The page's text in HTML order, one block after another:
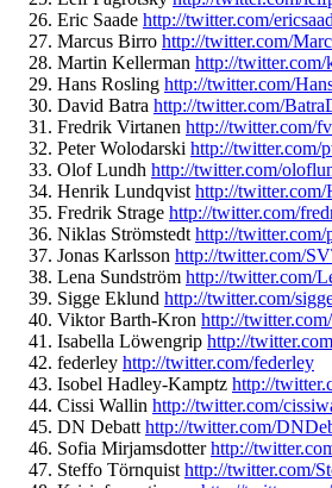
Eric Saade http://twitter.com/
Marcus Birro http://twitter.com/
Martin Kellerman http://twitter.com/
Hans Rosling http://twitter.com/
David Batra http://twitter.com/
Fredrik Virtanen http://twitter.com/
Peter Wolodarski http://twitter.com/
Olof Lundh http://twitter.com/
Henrik Lundqvist http://twitter.com/
Fredrik Strage http://twitter.com/
Niklas Strömstedt http://twitter.com/
Jonas Karlsson http://twitter.com/
Lena Sundström http://twitter.com/
Sigge Eklund http://twitter.com/
Viktor Barth-Kron http://twitter.com/
Isabella Löwengrip http://
federley http://twitter.com/federley
Isobel Hadley-Kamptz http://twitter.
Cissi Wallin http://twitter.com/
DN Debatt http://twitter.com/
Sofia Mirjamsdotterhttp://twitter.
Steffo Törnquist http://twitter.com/